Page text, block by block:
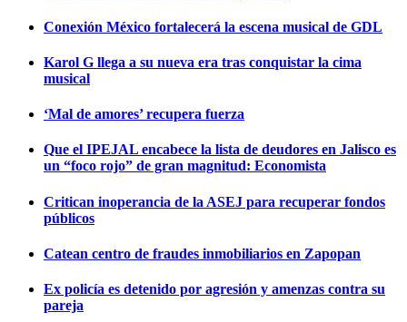
Conexión México fortalecerá la escena musical de GDL
Karol G llega a su nueva era tras conquistar la cima
musical
‘Mal de amores’ recupera fuerza
Que el IPEJAL encabece la lista de deudores en Jalisco es
un “foco rojo” de gran magnitud: Economista
Critican inoperancia de la ASEJ para recuperar fondos
públicos
Catean centro de fraudes inmobiliarios en Zapopan
Ex policía es detenido por agresión y amenzas contra su
pareja